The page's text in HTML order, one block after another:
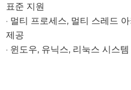
표준 지원
· 멀티 프로세스, 멀티 스레드
제공
· 윈도우, 유닉스, 리눅스 시스